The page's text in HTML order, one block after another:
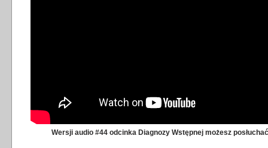
Wersji audio #44 odcinka Diagnozy Wstępnej możesz